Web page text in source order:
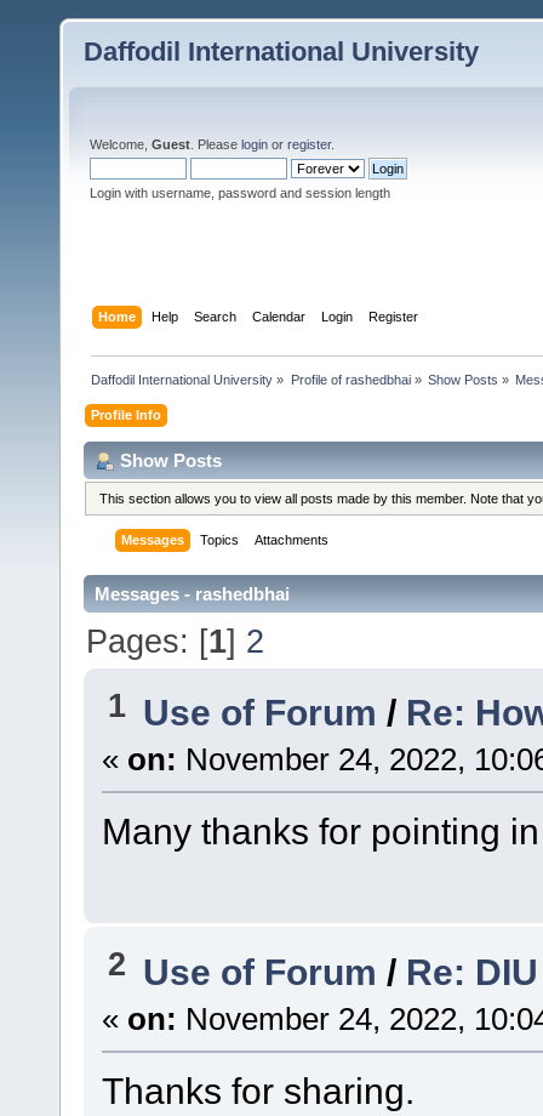
Daffodil International University
Welcome, Guest . Please login or register.
Login with username, password and session length
Home Help Search Calendar Login Register
Daffodil International University » Profile of rashedbhai» Show Posts »
Profile Info
Show Posts
This section allows you to view all posts made by this member. Note that
Messages Topics Attachments
Messages - rashedbhai
Pages: [1] 2
1 Use of Forum / Re:
« on: November 24, 2022,
Many thanks for pointing
2 Use of Forum / Re:
« on: November 24, 2022,
Thanks for sharing.